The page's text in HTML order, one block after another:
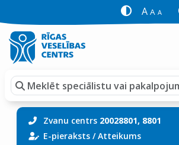
A A A
Zvanu centrs 20028801, 8801
E-pieraksts/Atteikums